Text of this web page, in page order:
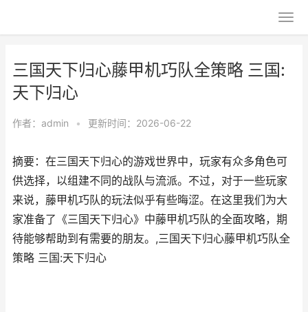
三国天下归心藤甲机巧队全策略 三国:
天下归心
作者： admin • 更新时间：2026-06-22
摘要：在三国天下归心的游戏世界中，玩家有众多角色可
供选择，以组建不同的战队与流派。不过，对于一些玩家
来说，藤甲机巧队的玩法似乎有些晦涩。在这里我们为大
家准备了《三国天下归心》中藤甲机巧队的全面攻略，期
待能够帮助到有需要的朋友。,三国天下归心藤甲机巧队全
策略 三国:天下归心